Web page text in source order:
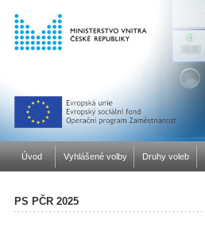
Úvod Vyhlášené volby Druhy voleb
PS PČR 2025